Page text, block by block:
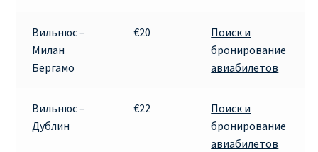
КУПИТЬ АВИАБИЛЕТЫ ДЕШЕВО
Париж
Вильнюс –
Милан
Бергамо
€20
Поиск и
бронирование
авиабилетов
Вильнюс –
Дублин
€22
Поиск и
бронирование
авиабилетов